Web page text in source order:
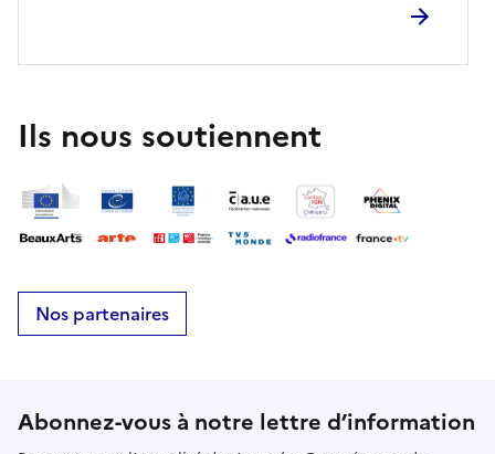
Ils nous soutiennent
Nos partenaires
Abonnez-vous à notre lettre d’information